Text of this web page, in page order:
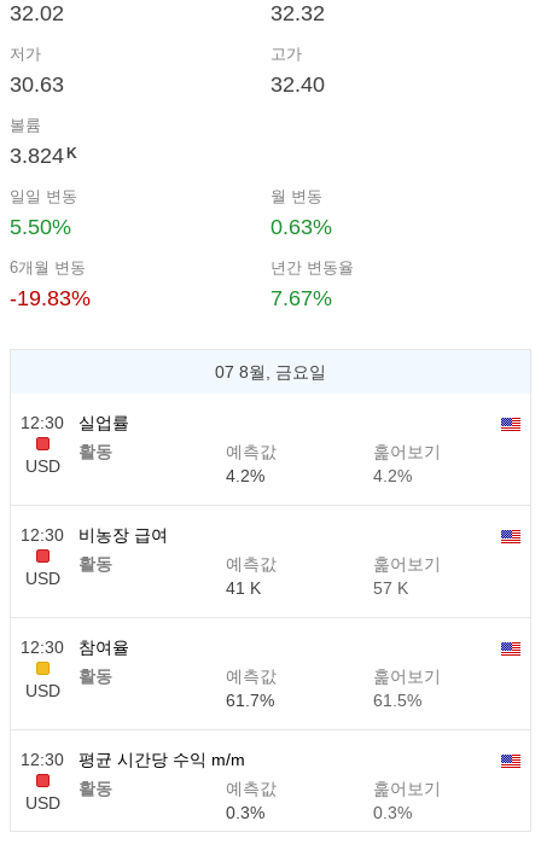
32.02 32.32
저가
30.63
고가
32.40
볼륨
3.824 K
일일 변동
5.50%
월 변동
0.63%
6개월 변동
-19.83%
년간 변동율
7.67%
07 8월, 금요일
12:30
USD
실업률
활동
예측값
4.2%
훑어보기
4.2%
12:30
USD
비농장 급여
활동
예측값
41 K
훑어보기
57 K
12:30
USD
참여율
활동
예측값
61.7%
훑어보기
61.5%
12:30
USD
평균 시간당 수익 m/m
활동
예측값
0.3%
훑어보기
0.3%